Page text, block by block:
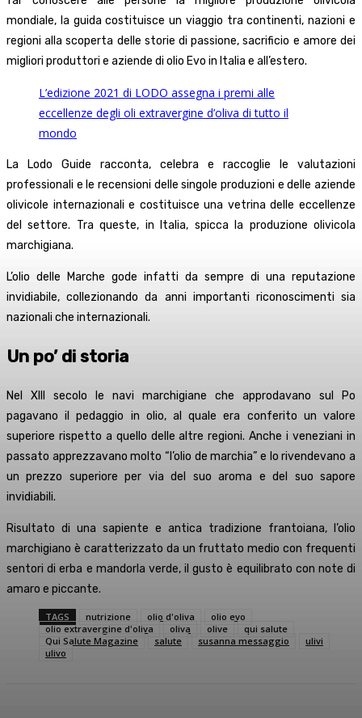
mondiale, la guida costituisce un viaggio tra continenti, nazioni e
regioni alla scoperta delle storie di passione, sacrificio e amore dei
migliori produttori e aziende di olio Evo in Italia e all’estero.
L’edizione 2021 di LODO assegna i premi alle
eccellenze degli oli extravergine d’oliva di tutto il
mondo
La Lodo Guide racconta, celebra e raccoglie le valutazioni
professionali e le recensioni delle singole produzioni e delle aziende
olivicole internazionali e costituisce una vetrina delle eccellenze
del settore. Tra queste, in Italia, spicca la produzione olivicola
marchigiana.
L’olio delle Marche gode infatti da sempre di una reputazione
invidiabile, collezionando da anni importanti riconoscimenti sia
nazionali che internazionali.
Un po’ di storia
Nel XIII secolo le navi marchigiane che approdavano sul Po
pagavano il pedaggio in olio, al quale era conferito un valore
superiore rispetto a quello delle altre regioni. Anche i veneziani in
passato apprezzavano molto “l’olio de marchia” e lo rivendevano a
un prezzo superiore per via del suo aroma e del suo sapore
invidiabili.
Risultato di una sapiente e antica tradizione frantoiana, l’olio
marchigiano è caratterizzato da un fruttato medio con frequenti
sentori di erba e mandorla verde, il gusto è equilibrato con note di
amaro e piccante.
TAGS nutrizione olio d'oliva
olio evo
olio extravergine d'oliva
oliva olive
qui salute
Qui Salute Magazine
salute susanna messaggio
ulivi
ulivo